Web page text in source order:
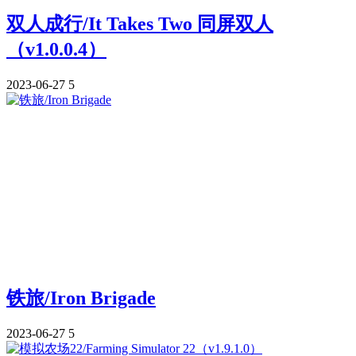
双人成行/It Takes Two 同屏双人
（v1.0.0.4）
2023-06-27 5
铁旅/Iron Brigade
2023-06-27 5